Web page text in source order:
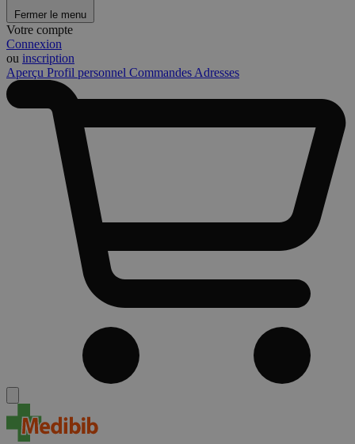
Fermer le menu
Votre compte
Connexion
ou inscription
Aperçu Profil personnel Commandes Adresses